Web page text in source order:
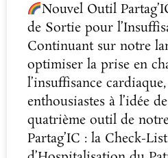
Nouvel Outil
de Sortie pour
Continuant sur notre
optimiser la prise en
l’insuffisance
enthousiastes à l’idée
quatrième outil de
Partag’IC : la Check-